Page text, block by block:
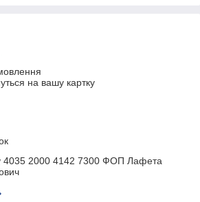
на вашу картку
4035 2000 4142 7300 ФОП Лафета